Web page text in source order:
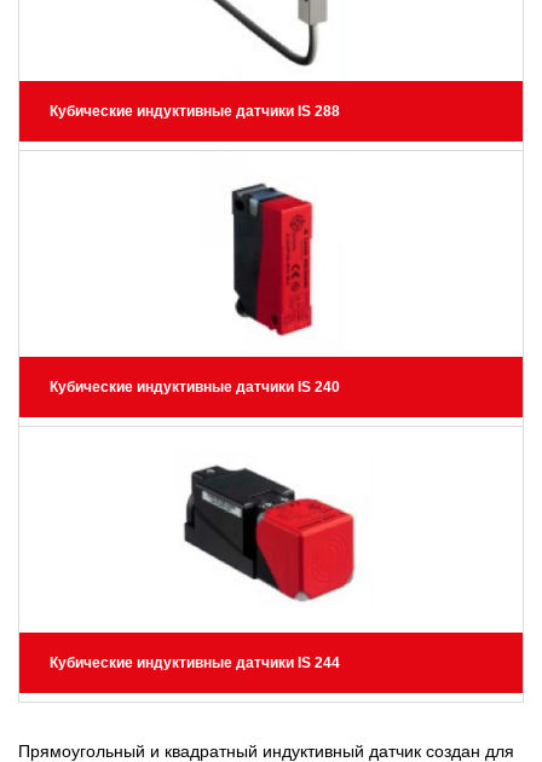
Кубические индуктивные датчики IS 288
Кубические индуктивные датчики IS 240
Кубические индуктивные датчики IS 244
Прямоугольный и квадратный индуктивный датчик создан для